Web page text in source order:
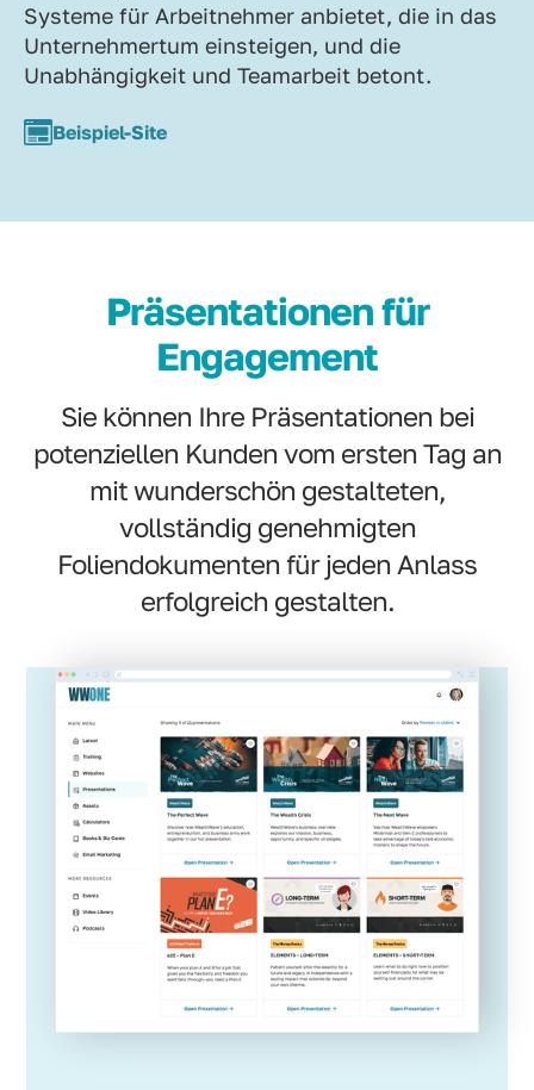
Systeme für Arbeitnehmer anbietet, die in das
Unternehmertum einsteigen, und die
Unabhängigkeit und Teamarbeit betont.
Beispiel-Site
Präsentationen für
Engagement
Sie können Ihre Präsentationen bei
potenziellen Kunden vom ersten Tag an
mit wunderschön gestalteten,
vollständig genehmigten
Foliendokumenten für jeden Anlass
erfolgreich gestalten.